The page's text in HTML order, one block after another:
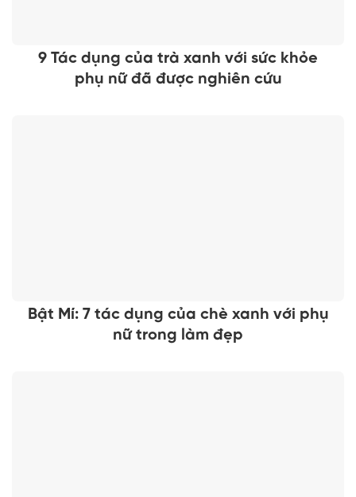
9 Tác dụng của trà xanh với sức khỏe
phụ nữ đã được nghiên cứu
Bật Mí: 7 tác dụng của chè xanh với phụ
nữ trong làm đẹp